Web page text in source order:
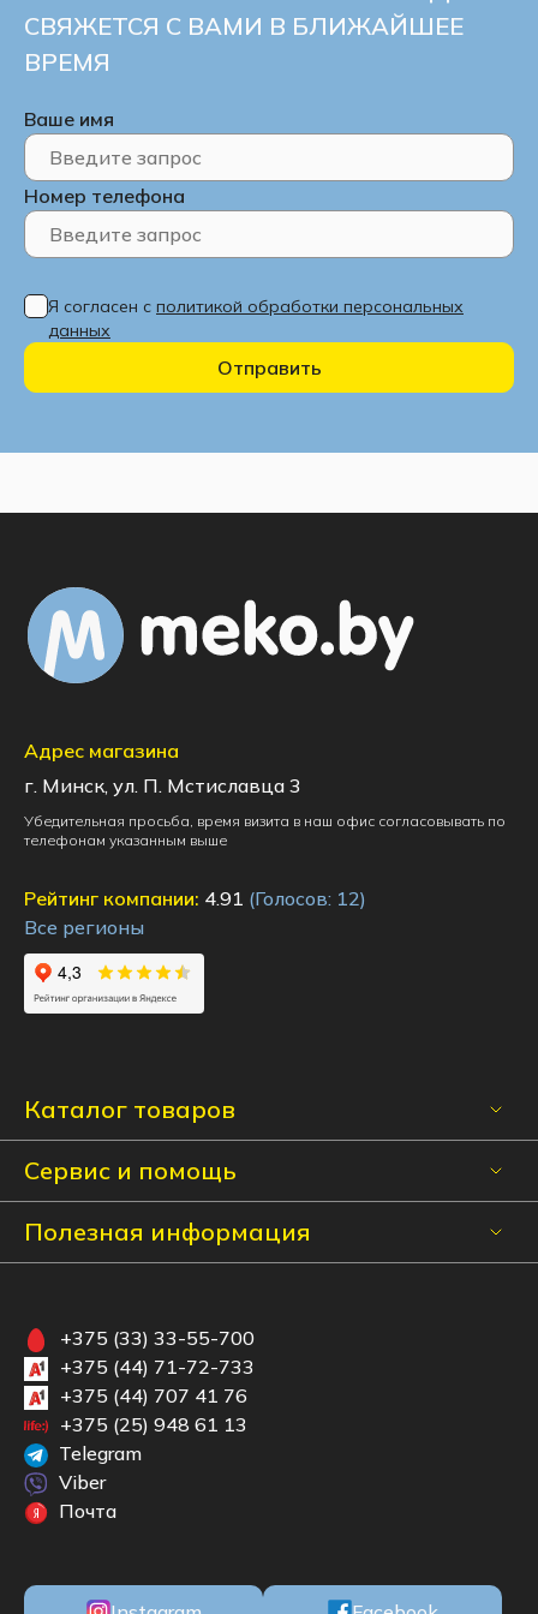
СВЯЖЕТСЯ С ВАМИ В БЛИЖАЙШЕЕ
ВРЕМЯ
Ваше имя
Номер телефона
Я согласен с политикой обработки персональных
данных
Отправить
Каталог товаров
Сервис и помощь
Полезная информация
Адрес магазина
г. Минск, ул. П. Мстиславца 3
Убедительная просьба, время визита в наш офис согласовывать по
телефонам указанным выше
Рейтинг компании: 4.91 (Голосов: 12)
Все регионы
+375 (33) 33-55-700
+375 (44) 71-72-733
+375 (44) 707 41 76
+375 (25) 948 61 13
Telegram
Viber
Почта